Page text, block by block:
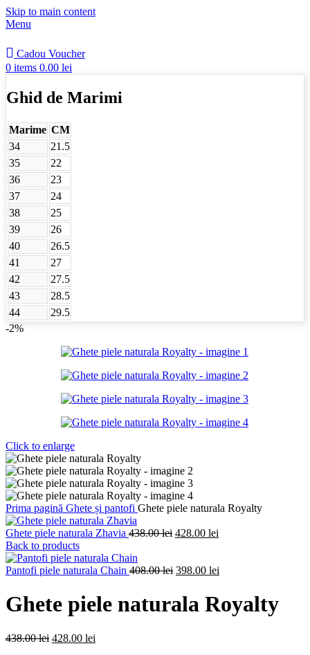
Skip to main content
Menu
Cadou Voucher
0 items 0.00 lei
Ghid de Marimi
Marime CM
34
21.5
35
22
36
23
37
24
38
25
39
26
40
26.5
41
27
42
27.5
43
28.5
44
29.5
-2%
Click to enlarge
Prima pagină Ghete și pantofi Ghete piele naturala Royalty
Ghete piele naturala Zhavia 438.00lei Prețul
fost:
428.00 lei
428.00 lei.
Back to products
Pantofi piele naturala Chain 408.00lei Prețul
fost:
398.00 lei
398.00 lei.
Ghete piele naturala Royalty
438.00lei Prețul
428.00 lei